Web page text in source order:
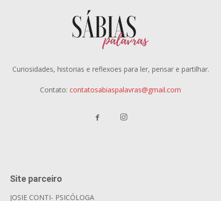
Curiosidades, historias e reflexoes para ler, pensar e partilhar.
Contato: contatosabiaspalavras@gmail.com
Site parceiro
JOSIE CONTI- PSICÓLOGA